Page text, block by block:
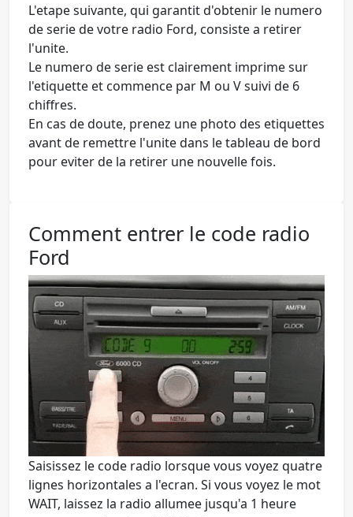
L'etape suivante, qui garantit d'obtenir le numero
de serie de votre radio Ford, consiste a retirer
l'unite.
Le numero de serie est clairement imprime sur
l'etiquette et commence par M ou V suivi de 6
chiffres.
En cas de doute, prenez une photo des etiquettes
avant de remettre l'unite dans le tableau de bord
pour eviter de la retirer une nouvelle fois.
Comment entrer le code radio
Ford
Saisissez le code radio lorsque vous voyez quatre
lignes horizontales a l'ecran. Si vous voyez le mot
WAIT, laissez la radio allumee jusqu'a 1 heure